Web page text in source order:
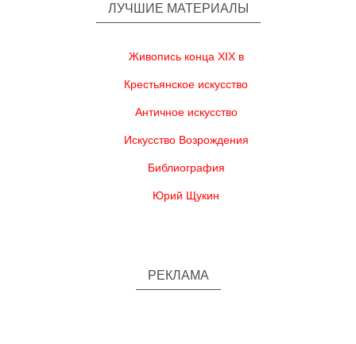
ЛУЧШИЕ МАТЕРИАЛЫ
Живопись конца XIX в
Крестьянское искусство
Античное искусство
Искусство Возрождения
Библиография
Юрий Щукин
РЕКЛАМА